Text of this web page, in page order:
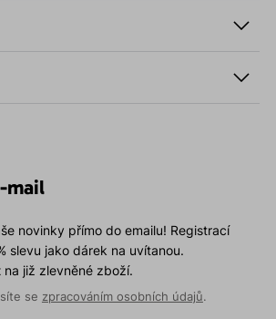
mail
novinky přímo do emailu! Registrací
slevu jako dárek na uvítanou.
na již zlevněné zboží.
se zpracováním osobních údajů.